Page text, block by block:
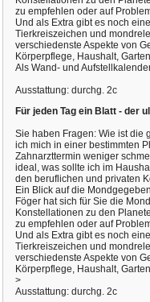
zu empfehlen oder auf
Und als Extra gibt es noch
Tierkreiszeichen und
verschiedenste Aspekte von
Körperpflege, Haushalt,
Als Wand- und
Ausstattung: durchg. 2c
Für jeden Tag ein Blatt - der
Sie haben Fragen: Wie ist die
ich mich in einer bestimmten
Zahnarzttermin weniger
ideal, was sollte ich im
den beruflichen und privaten
Ein Blick auf die
Föger hat sich für Sie die
Konstellationen zu den
zu empfehlen oder auf
Und als Extra gibt es noch
Tierkreiszeichen und
verschiedenste Aspekte von
Körperpflege, Haushalt,
>
Ausstattung: durchg. 2c